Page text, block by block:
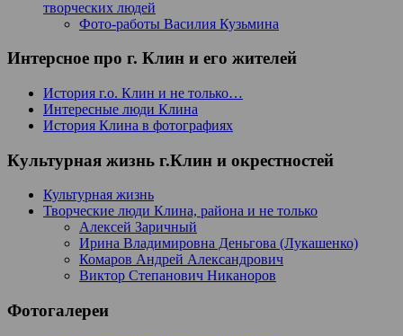
творческих людей
Фото-работы Василия Кузьмина
Интерсное про г. Клин и его жителей
История г.о. Клин и не только…
Интересные люди Клина
История Клина в фотографиях
Культурная жизнь г.Клин и окрестностей
Культурная жизнь
Творческие люди Клина, района и не только
Алексей Заричный
Ирина Владимировна Деньгова (Лукашенко)
Комаров Андрей Александрович
Виктор Степанович Никаноров
Фотогалереи